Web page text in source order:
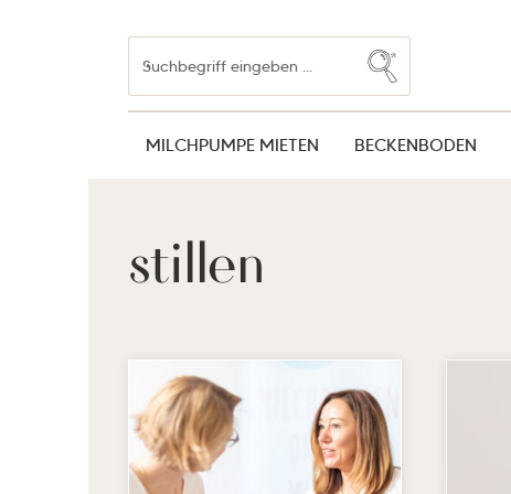
Zur Hauptnavigation springen
MILCHPUMPE MIETEN BECKENBODEN
stillen